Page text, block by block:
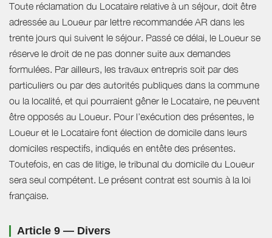
Toute réclamation du Locataire relative à un séjour, doit être
adressée au Loueur par lettre recommandée AR dans les
trente jours qui suivent le séjour. Passé ce délai, le Loueur se
réserve le droit de ne pas donner suite aux demandes
formulées. Par ailleurs, les travaux entrepris soit par des
particuliers ou par des autorités publiques dans la commune
ou la localité, et qui pourraient gêner le Locataire, ne peuvent
être opposés au Loueur. Pour l’exécution des présentes, le
Loueur et le Locataire font élection de domicile dans leurs
domiciles respectifs, indiqués en entête des présentes.
Toutefois, en cas de litige, le tribunal du domicile du Loueur
sera seul compétent. Le présent contrat est soumis à la loi
française.
Article 9 — Divers